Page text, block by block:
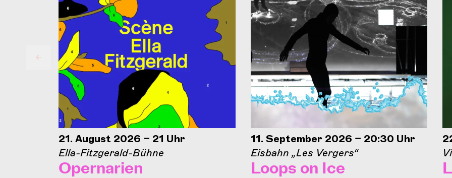
21. August 2026 – 21 Uhr
Ella-Fitzgerald-Bühne
Opernarien
11. September 2026 – 20:30 Uhr
Eisbahn „Les Vergers“
Loops on Ice